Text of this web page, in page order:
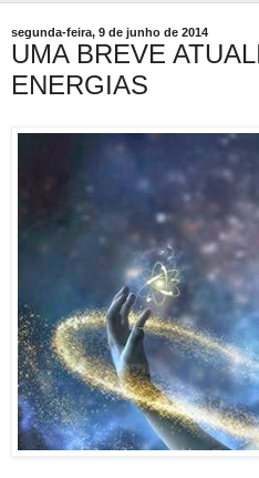
segunda-feira, 9 de junho de 2014
UMA BREVE
ENERGIAS